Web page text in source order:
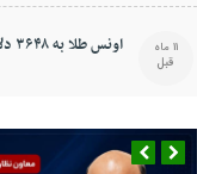
اونس طلا به ۳۶۴۸ دلار رسید 11 ماه
قبل